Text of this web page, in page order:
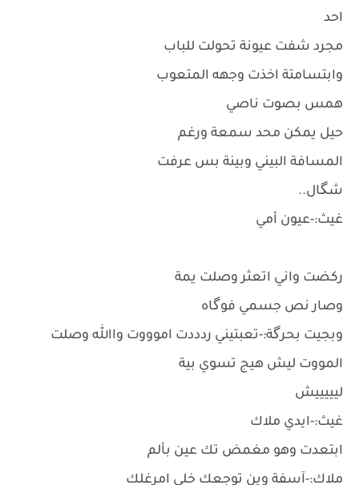
احد
مجرد شفت عيونة تحولت للباب
وابتسامتة اخذت وجهه المتعوب
همس بصوت ناصي
حيل يمكن محد سمعة ورغم
المسافة البيني وبينة بس عرفت
شگال..
غيث:-عيون أمي
ركضت واني اتعثر وصلت يمة
وصار نص جسمي فوگاه
وبجيت بحرگة:-تعبتيني ردددت اموووت واالله وصلت
المووت ليش هيج تسوي بية
ليييييش
غيث:-ايدي ملاك
ابتعدت وهو مغمض تك عين بألم
ملاك:-آسفة وين توجعك خلي امرغلك